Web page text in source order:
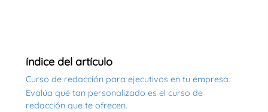
índice del artículo
Curso de redacción para ejecutivos en tu empresa.
Evalúa qué tan personalizado es el curso de
redacción que te ofrecen.